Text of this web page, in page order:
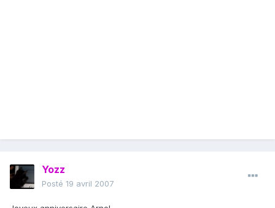
Yozz
Posté 19 avril 2007